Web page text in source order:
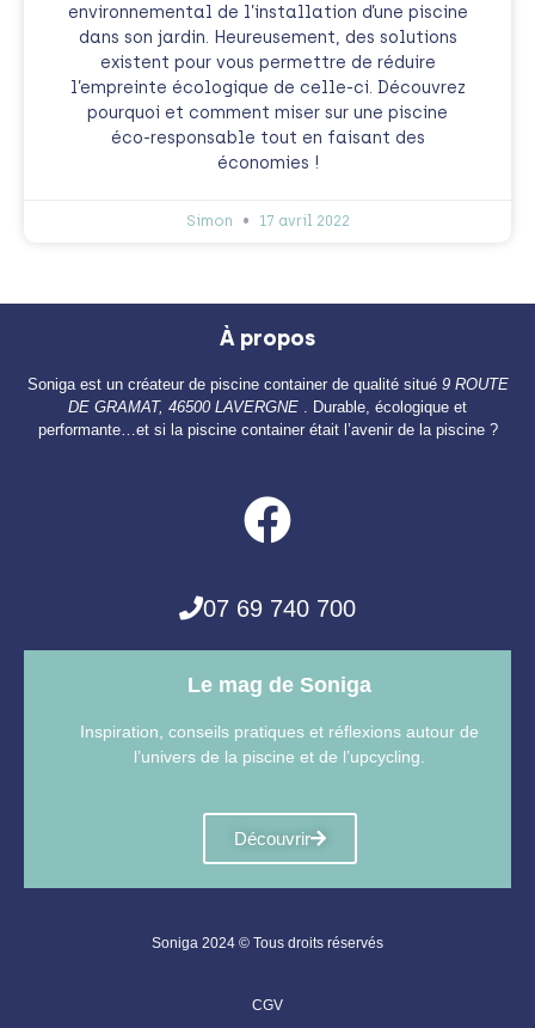
environnemental de l’installation d’une piscine
dans son jardin. Heureusement, des solutions
existent pour vous permettre de réduire
l’empreinte écologique de celle-ci. Découvrez
pourquoi et comment miser sur une piscine
éco-responsable tout en faisant des
économies !
Simon 17 avril 2022
À propos
Soniga est un créateur de piscine container de qualité situé 9 ROUTE
DE GRAMAT, 46500 LAVERGNE . Durable, écologique et
performante…et si la piscine container était l’avenir de la piscine ?
07 69 740 700
Le mag de Soniga
Inspiration, conseils pratiques et réflexions autour de
l’univers de la piscine et de l’upcycling.
Découvrir
Soniga 2024 © Tous droits réservés
CGV